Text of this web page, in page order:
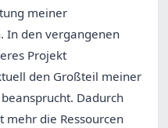
meiner
In den vergangenen
Projekt
den Großteil meiner
Dadurch
mehr die Ressourcen